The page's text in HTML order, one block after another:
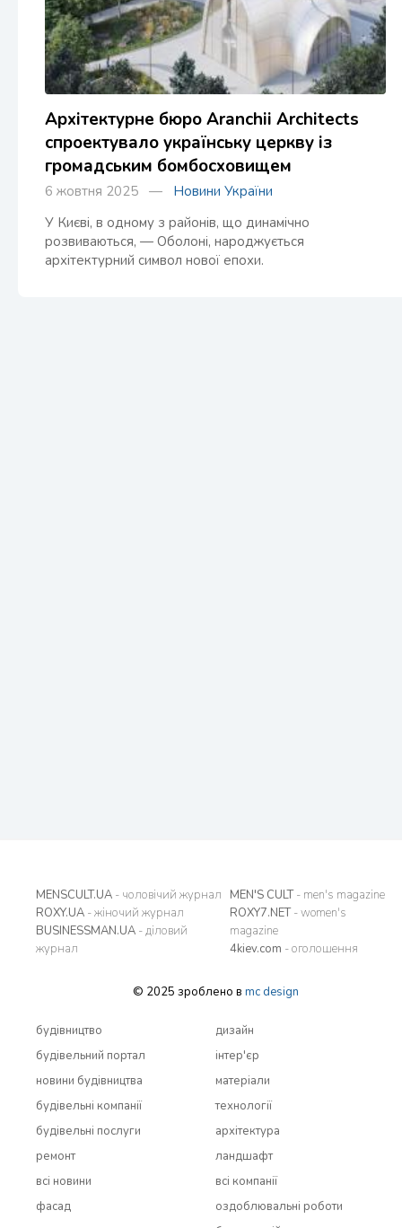
Архітектурне бюро Aranchii Architects
спроектувало українську церкву із
громадським бомбосховищем
6 жовтня 2025 — Новини України
У Києві, в одному з районів, що динамічно
розвиваються, — Оболоні, народжується
архітектурний символ нової епохи.
MENSCULT.UA - чоловічий журнал
ROXY.UA - жіночий журнал
BUSINESSMAN.UA - діловий
журнал
MEN'S CULT- men's magazine
ROXY7.NET- women's
magazine
4kiev.com - оголошення
© 2025 зроблено в mc design
будівництво
будівельний портал
новини будівництва
будівельні компанії
будівельні послуги
ремонт
всi новини
дизайн
інтер'єр
матеріали
технології
архітектура
ландшафт
всi компанії
фасад
оздоблювальні роботи